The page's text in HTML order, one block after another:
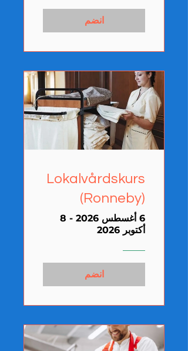
انضم
Lokalvårdskurs
(Ronneby)
6 أغسطس 2026 - 8
أكتوبر 2026
انضم